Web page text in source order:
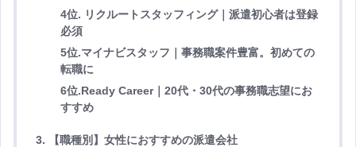
4位. リクルートスタッフィング｜派遣初心者は登録
必須
5位.マイナビスタッフ｜ 事務職案件豊富。初めての
転職に
6位.Ready Career｜20代・30代の事務職志望にお
すすめ
3. 【職種別】女性におすすめの派遣会社